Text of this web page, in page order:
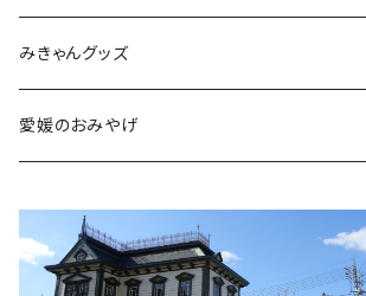
ステーショナリー
トイ・小物
坊っちゃん列車グッズ
その他伊予鉄グッズ
みきゃんグッズ
食品
衣類
愛媛のおみやげ
雑貨